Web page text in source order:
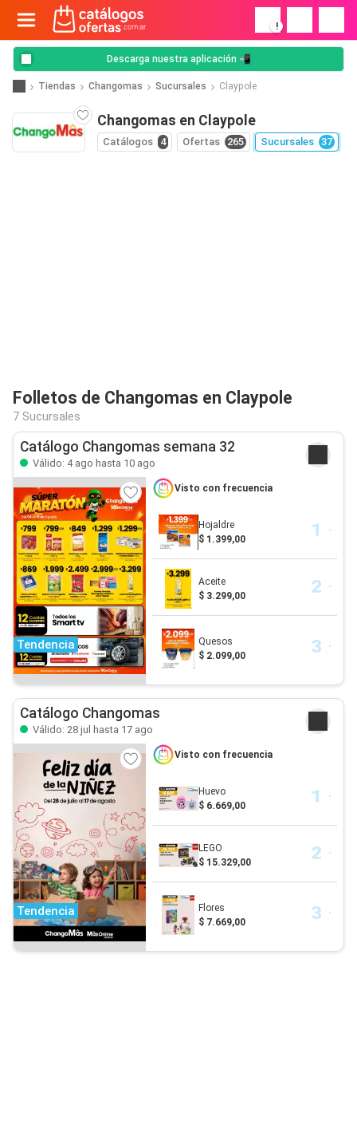
!
Descarga nuestra aplicación 📲
Tiendas Changomas Sucursales Claypole
Changomas en Claypole
Catálogos 4 Ofertas 265 Sucursales 37
Folletos de Changomas en Claypole
7 Sucursales
Catálogo Changomas semana 32
Válido: 4 ago hasta 10 ago
Tendencia
Visto con frecuencia
Hojaldre
$ 1.399,00
Aceite
$ 3.299,00
Quesos
$ 2.099,00
Catálogo Changomas
Válido: 28 jul hasta 17 ago
Tendencia
Visto con frecuencia
Huevo
$ 6.669,00
LEGO
$ 15.329,00
Flores
$ 7.669,00